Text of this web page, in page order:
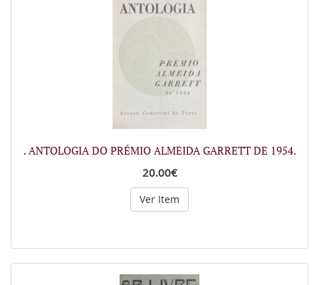
. ANTOLOGIA DO PRÉMIO ALMEIDA GARRETT DE 1954.
20.00€
Ver Item